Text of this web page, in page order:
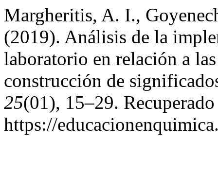
Margheritis, A. I.,
(2019). Análisis de la
laboratorio en relación a
construcción de
25(01), 15–29.
https://